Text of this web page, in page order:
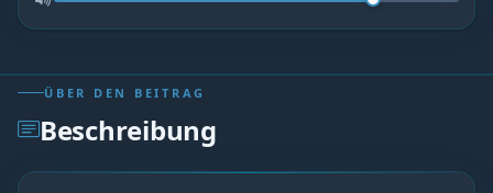
ÜBER DEN BEITRAG
Beschreibung